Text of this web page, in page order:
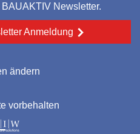
BAUAKTIV Newsletter.
Anmeldung
ändern
vorbehalten